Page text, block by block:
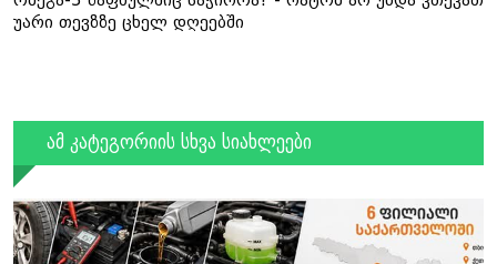
უარი თევზზე ცხელ დღეებში
ამ კატეგორიის სხვა სიახლეები